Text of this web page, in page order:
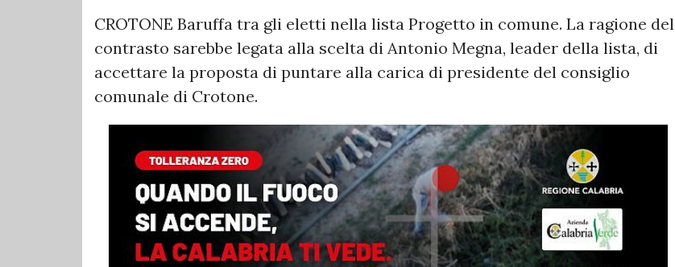
CROTONE Baruffa tra gli eletti nella lista Progetto in comune. La ragione del
contrasto sarebbe legata alla scelta di Antonio Megna, leader della lista, di
accettare la proposta di puntare alla carica di presidente del consiglio
comunale di Crotone.